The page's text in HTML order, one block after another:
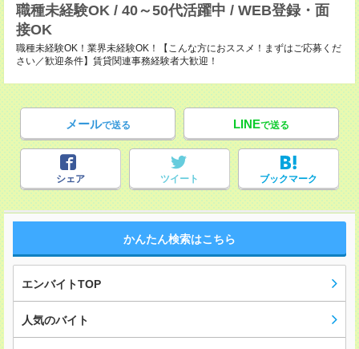
職種未経験OK / 40～50代活躍中 / WEB登録・面
接OK
職種未経験OK！業界未経験OK！【こんな方におススメ！まずはご応募くだ
さい／歓迎条件】賃貸関連事務経験者大歓迎！
メールで送る LINEで送る
シェア ツイート ブックマーク
かんたん検索はこちら
エンバイトTOP
人気のバイト